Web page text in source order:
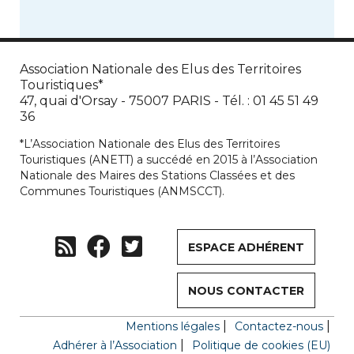
Association Nationale des Elus des Territoires
Touristiques*
47, quai d'Orsay - 75007 PARIS - Tél. : 01 45 51 49
36
*L’Association Nationale des Elus des Territoires
Touristiques (ANETT) a succédé en 2015 à l’Association
Nationale des Maires des Stations Classées et des
Communes Touristiques (ANMSCCT).
ESPACE ADHÉRENT
NOUS CONTACTER
Mentions légales
Contactez-nous
Adhérer à l’Association
Politique de cookies (EU)